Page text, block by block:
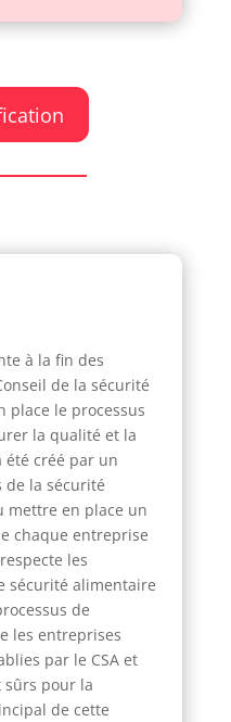
à la fin des
de la sécurité
place le processus
la qualité et la
été créé par un
de la sécurité
mettre en place un
chaque entreprise
les
sécurité alimentaire
de
les entreprises
par le CSA et
pour la
de cette